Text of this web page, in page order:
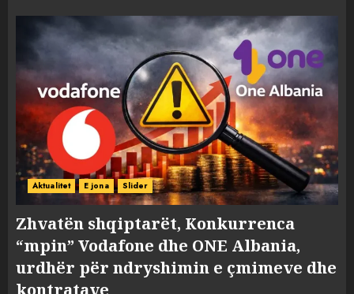
Aktualitet E jona Slider
Zhvatën shqiptarët, Konkurrenca
“mpin” Vodafone dhe ONE Albania,
urdhër për ndryshimin e çmimeve dhe
kontratave